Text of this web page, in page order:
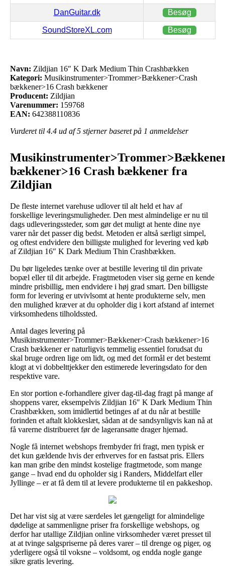
DanGuitar.dk Besøg
SoundStoreXL.com Besøg
Navn: Zildjian 16″ K Dark Medium Thin Crashbækken
Kategori: Musikinstrumenter>Trommer>Bækkener>Crash
bækkener>16 Crash bækkener
Producent: Zildjian
Varenummer: 159768
EAN: 642388110836
Vurderet til 4.4 ud af 5 stjerner baseret på 1 anmeldelser
bækkener>16 Crash bækkener fra
Zildjian
De fleste internet varehuse udlover til alt held et hav af
forskellige leveringsmuligheder. Den mest almindelige er nu til
dags udleveringssteder, som gør det muligt at hente dine nye
varer når det passer dig bedst. Metoden er altså særligt simpel,
og oftest endvidere den billigste mulighed for levering ved køb
af Zildjian 16″ K Dark Medium Thin Crashbækken.
Du bør ligeledes tænke over at bestille levering til din private
bopæl eller til dit arbejde. Fragtmetoden viser sig gerne en kende
mindre prisbillig, men endvidere i høj grad smart. Den billigste
form for levering er utvivlsomt at hente produkterne selv, men
den mulighed kræver at du opholder dig i kort afstand af internet
virksomhedens tilholdssted.
Antal dages levering på
Musikinstrumenter>Trommer>Bækkener>Crash bækkener>16
Crash bækkener er naturligvis temmelig essentiel forudsat du
skal bruge ordren lige om lidt, og med det formål er det bestemt
klogt at vi dobbelttjekker den estimerede leveringsdato for den
respektive vare.
En stor portion e-forhandlere giver dag-til-dag fragt på mange af
shoppens varer, eksempelvis Zildjian 16″ K Dark Medium Thin
Crashbækken, som imidlertid betinges af at du når at bestille
forinden et aftalt klokkeslæt, sådan at de sandsynligvis kan nå at
få varerne distribueret før de lageransatte drager hjemad.
Nogle få internet webshops frembyder fri fragt, men typisk er
det kun gældende hvis der erhverves for en fastsat pris. Ellers
kan man gribe den mindst kostelige fragtmetode, som mange
gange – hvad end du opholder sig i Randers, Middelfart eller
Jyllinge – er at få dem til at levere produkterne til en pakkeshop.
Det har vist sig at være særdeles let gængeligt for almindelige
dødelige at sammenligne priser fra forskellige webshops, og
derfor har utallige Zildjian online virksomheder været presset til
at at tvinge salgspriserne på deres varer – til drenge og piger, og
yderligere også til voksne – voldsomt, og endda nogle gange
sikre gratis levering.